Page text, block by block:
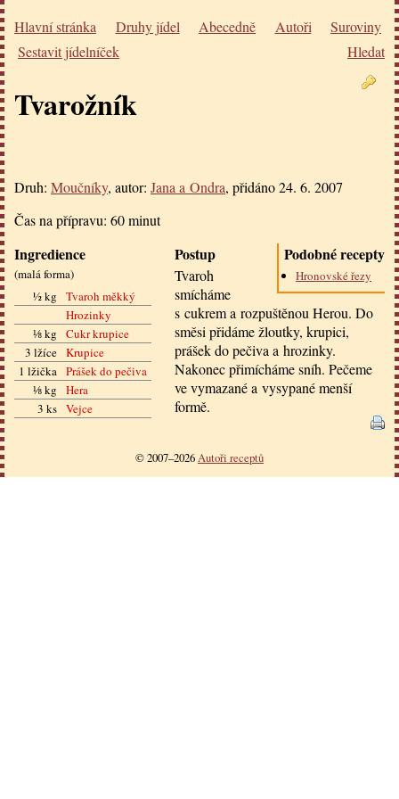
Hlavní stránka Druhy jídel Abecedně Autoři
Suroviny
Sestavit jídelníček
Hledat
Tvarožník
Druh: Moučníky, autor: Jana a Ondra, přidáno24. 6. 2007
Čas na přípravu: 60 minut
Podobné recepty
Hronovské řezy
Ingredience
(malá forma)
½ kg
Tvaroh měkký
Hrozinky
⅛ kg
Cukr krupice
3 lžíce Krupice
1 lžička Prášek do pečiva
⅛ kg
Hera
3 ks Vejce
Postup
Tvaroh
smícháme
s cukrem a rozpuštěnou Herou. Do
směsi přidáme žloutky, krupici,
prášek do pečiva a hrozinky.
Nakonec přimícháme sníh. Pečeme
ve vymazané a vysypané menší
formě.
© 2007–2026Autoři receptů